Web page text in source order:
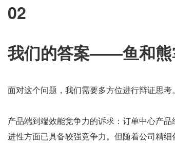
02
我们的答案——鱼和熊
面对这个问题，我们需要多方位进行辩证思考。
产品端到端效能竞争力的诉求：订单中心产
进性方面已具备较强竞争力。但随着公司精